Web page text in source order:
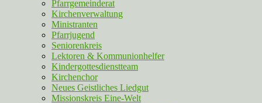
Pfarrgemeinderat
Kirchenverwaltung
Ministranten
Pfarrjugend
Seniorenkreis
Lektoren & Kommunionhelfer
Kindergottesdienstteam
Kirchenchor
Neues Geistliches Liedgut
Missionskreis Eine-Welt